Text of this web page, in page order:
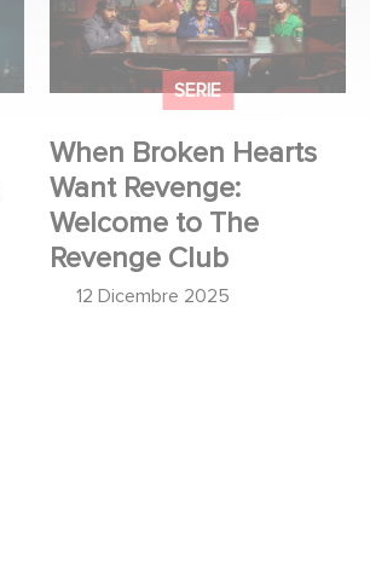
SERIE
When Broken Hearts
Want Revenge:
Welcome to The
Revenge Club
12 Dicembre 2025
Revenge Club